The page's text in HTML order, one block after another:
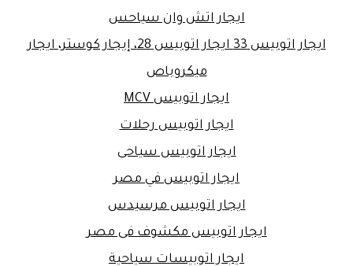
ايجار اتش وان سياحس
ايجار اتوبيس 33 ايجار اتوبيس 28، إيجار كوستر، ايجار
ميكروباص
ايجار اتوبيس MCV
ايجار اتوبيس رحلات
ايجار اتوبيس سياحى
ايجار اتوبيس في مصر
ايجار اتوبيس مرسيدس
ايجار اتوبيس مكشوف فى مصر
ايجار اتوبيسات سياحية